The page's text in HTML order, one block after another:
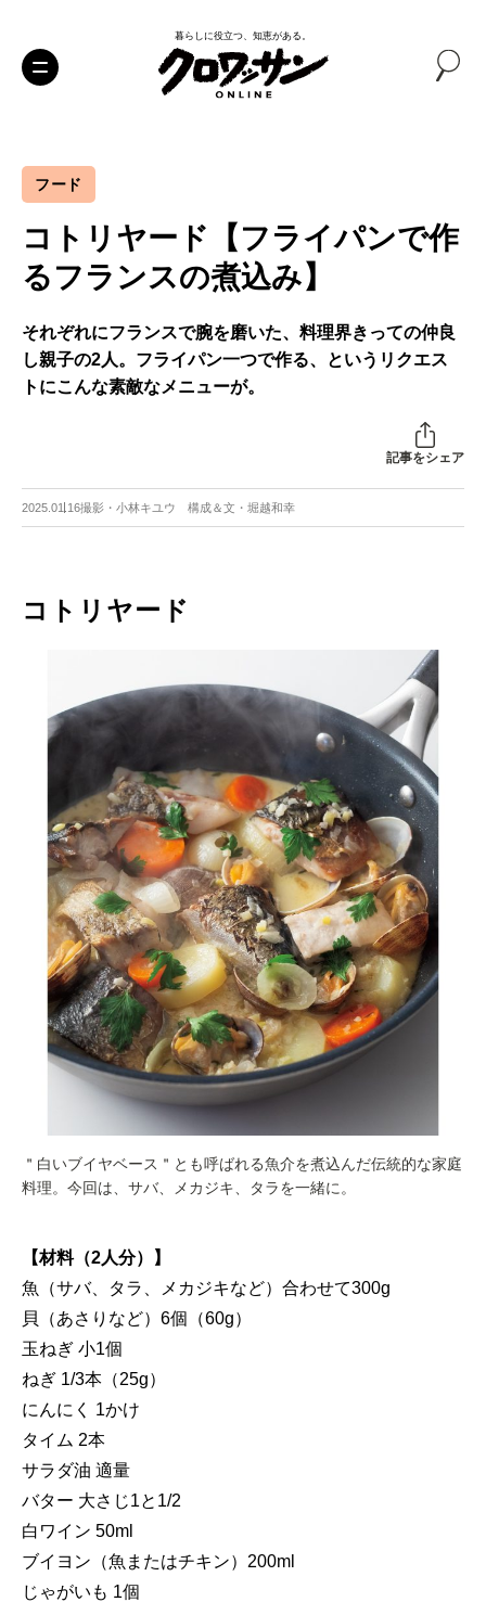
暮らしに役立つ、知恵がある。
フード
コトリヤード【フライパンで作
るフランスの煮込み】
それぞれにフランスで腕を磨いた、料理界きっての仲良
し親子の2人。フライパン一つで作る、というリクエス
トにこんな素敵なメニューが。
記事をシェア
2025.01.16撮影・小林キユウ 構成＆文・堀越和幸
コトリヤード
＂白いブイヤベース＂とも呼ばれる魚介を煮込んだ伝統的な家庭
料理。今回は、サバ、メカジキ、タラを一緒に。
【材料（2人分）】
魚（サバ、タラ、メカジキなど）合わせて300g
貝（あさりなど）6個（60g）
玉ねぎ 小1個
ねぎ 1/3本（25g）
にんにく 1かけ
タイム 2本
サラダ油 適量
バター 大さじ1と1/2
白ワイン 50ml
ブイヨン（魚またはチキン）200ml
じゃがいも 1個